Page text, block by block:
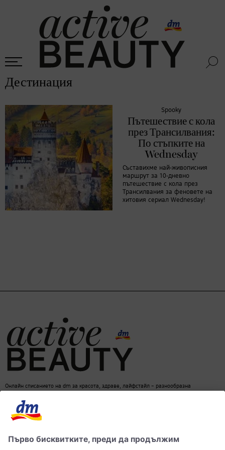
Дестинация
Spooky
Пътешествие с кола
през Трансилвания:
По стъпките на
Wednesday
Съставихме най-живописния
маршрут за 10-дневно
пътешествие с кола през
Трансилвания за феновете на
хитовия сериал Wednesday!
Онлайн списанието на dm за красота, здраве, лайфстайл – разнообразна